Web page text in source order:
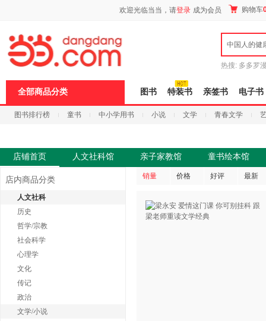
欢迎光临当当，请登录 成为会员 购物车
中国人的健
热搜: 多多罗
全部商品分类 图书 特装书 亲签书 电子书
图书排行榜 童书 中小学用书 小说 文学 青春文学
店铺首页 人文社科馆 亲子家教馆 童书绘本馆
店内商品分类
人文社科
历史
哲学/宗教
社会科学
心理学
文化
传记
政治
文学/小说
销量 价格 好评 最新
页
浪
键
打